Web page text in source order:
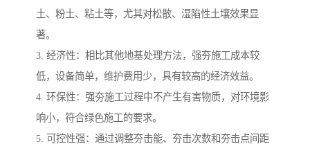
土、粉土、粘土等，尤其对松散、湿陷性土壤效果显
著。
3. 经济性：相比其他地基处理方法，强夯施工成本较
低，设备简单，维护费用少，具有较高的经济效益。
4. 环保性：强夯施工过程中不产生有害物质，对环境影
响小，符合绿色施工的要求。
5. 可控性强：通过调整夯击能、夯击次数和夯击点间距